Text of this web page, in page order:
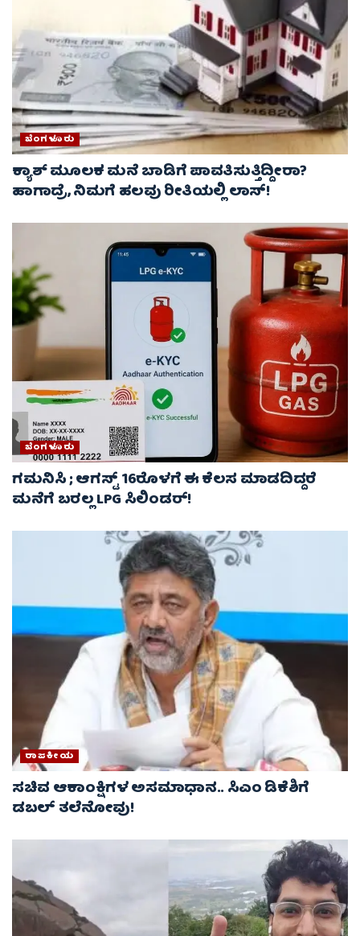
ಬೆಂಗಳೂರು
ಕ್ಯಾಶ್ ಮೂಲಕ ಮನೆ ಬಾಡಿಗೆ ಪಾವತಿಸುತ್ತಿದ್ದೀರಾ?
ಹಾಗಾದ್ರೆ, ನಿಮಗೆ ಹಲವು ರೀತಿಯಲ್ಲಿ ಲಾಸ್!
ಬೆಂಗಳೂರು
ಗಮನಿಸಿ ; ಆಗಸ್ಟ್ 16ರೊಳಗೆ ಈ ಕೆಲಸ ಮಾಡದಿದ್ದರೆ
ಮನೆಗೆ ಬರಲ್ಲ LPG ಸಿಲಿಂಡರ್!
ರಾಜಕೀಯ
ಸಚಿವ ಆಕಾಂಕ್ಷಿಗಳ ಅಸಮಾಧಾನ.. ಸಿಎಂ ಡಿಕೆಶಿಗೆ
ಡಬಲ್ ತಲೆನೋವು!